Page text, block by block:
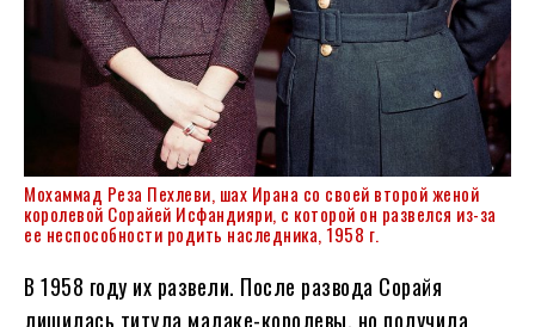
Мохаммад Реза Пехлеви, шах Ирана со своей второй женой
королевой Сорайей Исфандияри, с которой он развелся из-за
ее неспособности родить наследника, 1958 г.
В 1958 году их развели. После развода Сорайя
лишилась титула малаке-королевы, но получила